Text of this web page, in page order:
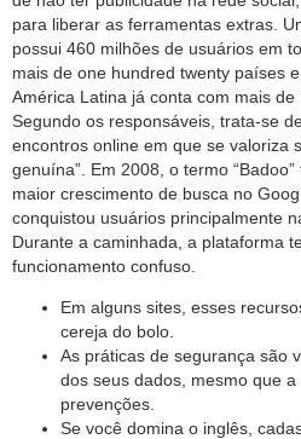
para liberar as ferramentas extras.
possui 460 milhões de usuários em
mais de one hundred twenty países
América Latina já conta com mais de
Segundo os responsáveis, trata-se
encontros online em que se valoriza
genuína”. Em 2008, o termo
maior crescimento de busca no
conquistou usuários principalmente
Durante a caminhada, a plataforma
funcionamento confuso.
Em alguns sites, esses
cereja do bolo.
As práticas de segurança são
dos seus dados, mesmo que
prevenções.
Se você domina o inglês,